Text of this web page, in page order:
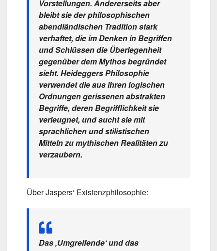
Vorstellungen. Andererseits aber
bleibt sie der philosophischen
abendländischen Tradition stark
verhaftet, die im Denken in Begriffen
und Schlüssen die Überlegenheit
gegenüber dem Mythos begründet
sieht. Heideggers Philosophie
verwendet die aus ihren logischen
Ordnungen gerissenen abstrakten
Begriffe, deren Begrifflichkeit sie
verleugnet, und sucht sie mit
sprachlichen und stilistischen
Mitteln zu mythischen Realitäten zu
verzaubern.
Über Jaspers‘ Existenzphilosophie:
Das ‚Umgreifende‘ und das